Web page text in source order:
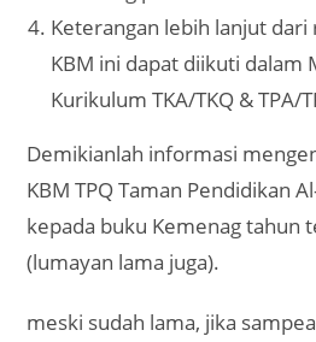
Keterangan lebih lanjut dari
KBM ini dapat diikuti dalam
Kurikulum TKA/TKQ & TPA/
Demikianlah informasi
KBM TPQ Taman Pendidikan
kepada buku Kemenag tahun
(lumayan lama juga).
meski sudah lama, jika